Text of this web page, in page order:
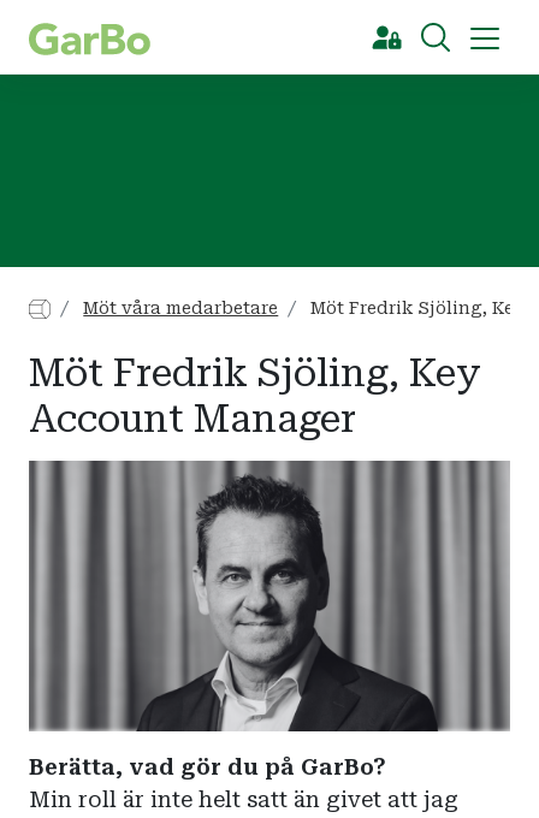
[Sök]
Möt våra medarbetare Möt Fredrik Sjöling, Key
Möt Fredrik Sjöling, Key
Account Manager
Berätta, vad gör du på GarBo?
Min roll är inte helt satt än givet att jag